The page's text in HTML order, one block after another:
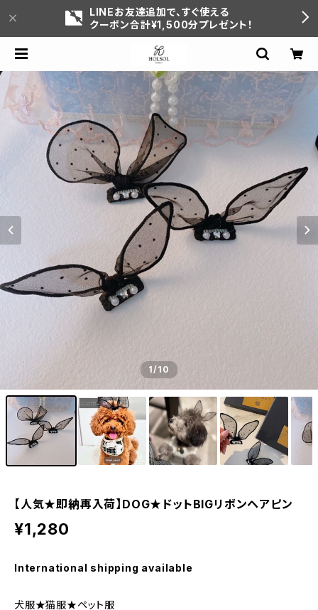
LINEお友達追加で、すぐ使える
クーポン合計¥1,500分プレゼント！
1/10
【人気★即納再入荷】DOG★ドットBIGリボンヘアピン
¥1,280
International shipping available
犬服★猫服★ペット服